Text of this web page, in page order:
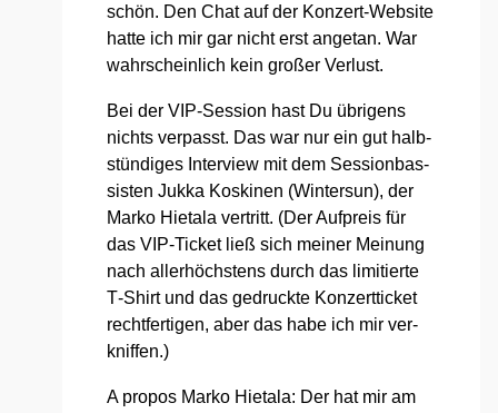
schön. Den Chat auf der Kon­zert-Web­site
hat­te ich mir gar nicht erst ange­tan. War
wahr­schein­lich kein gro­ßer Ver­lust.
Bei der VIP-Ses­si­on hast Du übri­gens
nichts ver­passt. Das war nur ein gut halb­
stün­di­ges Inter­view mit dem Ses­si­on­bas­
sis­ten Juk­ka Kos­ki­nen (Win­ter­sun), der
Mar­ko Hie­ta­la ver­tritt. (Der Auf­preis für
das VIP-Ticket ließ sich mei­ner Mei­nung
nach aller­höchs­tens durch das limi­tier­te
T‑Shirt und das gedruck­te Kon­zert­ti­cket
recht­fer­ti­gen, aber das habe ich mir ver­
knif­fen.)
A pro­pos Mar­ko Hie­ta­la: Der hat mir am